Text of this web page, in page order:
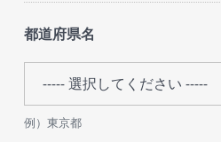
都道府県名
例）東京都